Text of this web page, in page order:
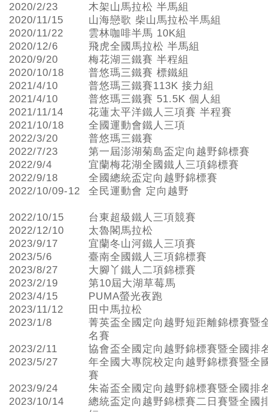
2020/2/23
木架山馬拉松 半馬組
2020/11/15
山海戀歌 柴山馬拉松半馬組
2020/11/22
雲林咖啡半馬 10K組
2020/12/6
飛虎全國馬拉松 半馬組
2020/9/20
梅花湖三鐵賽 半程組
2020/10/18
普悠瑪三鐵賽 標鐵組
2021/4/10
普悠瑪三鐵賽113K 接力組
2021/4/10
普悠瑪三鐵賽 51.5K 個人組
2021/11/14
花蓮太平洋鐵人三項賽 半程賽
2021/10/18
全國運動會鐵人三項
2022/3/20
普悠瑪三鐵賽
2022/7/23
第一屆澎湖菊島盃定向越野錦標賽
2022/9/4
宜蘭梅花湖全國鐵人三項錦標賽
2022/9/18
全國總統盃定向越野錦標賽
2022/10/09-12
全民運動會 定向越野
2022/10/15
台東超級鐵人三項競賽
2022/12/10
太魯閣馬拉松
2023/9/17
宜蘭冬山河鐵人三項賽
2023/5/6
臺南全國鐵人三項錦標賽
2023/8/27
大腳丫鐵人二項錦標賽
2023/2/19
第10屆大湖草莓馬
2023/4/15
PUMA螢光夜跑
2023/11/12
田中馬拉松
2023/1/8
菁英盃全國定向越野短距離錦標賽暨
名賽
2023/2/11
協會盃全國定向越野錦標賽暨全國排
2023/5/27
年全國大專院校定向越野錦標賽暨全
賽
2023/9/24
朱崙盃全國定向越野錦標賽暨全國排
2023/10/14
總統盃定向越野錦標賽二日賽暨全國